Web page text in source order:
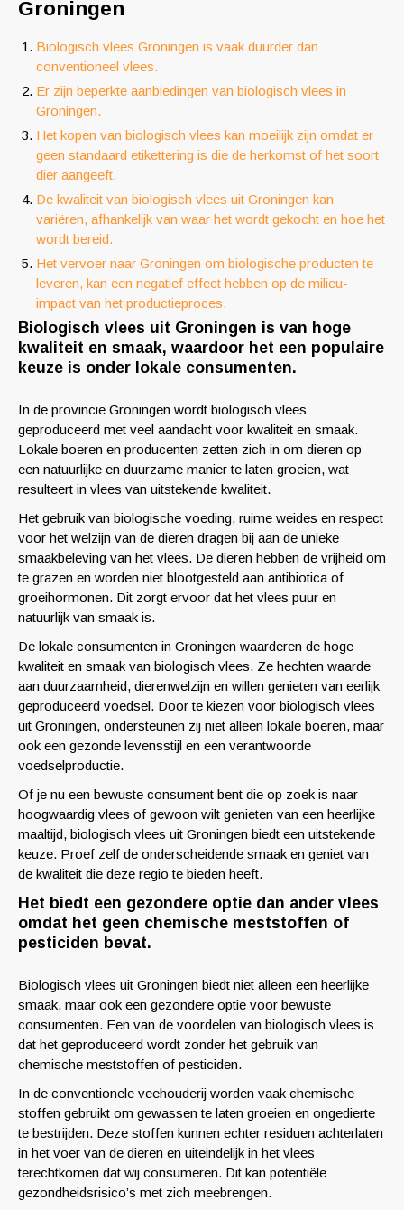
Groningen
Biologisch vlees Groningen is vaak duurder dan
conventioneel vlees.
Er zijn beperkte aanbiedingen van biologisch vlees in
Groningen.
Het kopen van biologisch vlees kan moeilijk zijn omdat er
geen standaard etikettering is die de herkomst of het soort
dier aangeeft.
De kwaliteit van biologisch vlees uit Groningen kan
variëren, afhankelijk van waar het wordt gekocht en hoe het
wordt bereid.
Het vervoer naar Groningen om biologische producten te
leveren, kan een negatief effect hebben op de milieu-
impact van het productieproces.
Biologisch vlees uit Groningen is van hoge
kwaliteit en smaak, waardoor het een populaire
keuze is onder lokale consumenten.
In de provincie Groningen wordt biologisch vlees
geproduceerd met veel aandacht voor kwaliteit en smaak.
Lokale boeren en producenten zetten zich in om dieren op
een natuurlijke en duurzame manier te laten groeien, wat
resulteert in vlees van uitstekende kwaliteit.
Het gebruik van biologische voeding, ruime weides en respect
voor het welzijn van de dieren dragen bij aan de unieke
smaakbeleving van het vlees. De dieren hebben de vrijheid om
te grazen en worden niet blootgesteld aan antibiotica of
groeihormonen. Dit zorgt ervoor dat het vlees puur en
natuurlijk van smaak is.
De lokale consumenten in Groningen waarderen de hoge
kwaliteit en smaak van biologisch vlees. Ze hechten waarde
aan duurzaamheid, dierenwelzijn en willen genieten van eerlijk
geproduceerd voedsel. Door te kiezen voor biologisch vlees
uit Groningen, ondersteunen zij niet alleen lokale boeren, maar
ook een gezonde levensstijl en een verantwoorde
voedselproductie.
Of je nu een bewuste consument bent die op zoek is naar
hoogwaardig vlees of gewoon wilt genieten van een heerlijke
maaltijd, biologisch vlees uit Groningen biedt een uitstekende
keuze. Proef zelf de onderscheidende smaak en geniet van
de kwaliteit die deze regio te bieden heeft.
Het biedt een gezondere optie dan ander vlees
omdat het geen chemische meststoffen of
pesticiden bevat.
Biologisch vlees uit Groningen biedt niet alleen een heerlijke
smaak, maar ook een gezondere optie voor bewuste
consumenten. Een van de voordelen van biologisch vlees is
dat het geproduceerd wordt zonder het gebruik van
chemische meststoffen of pesticiden.
In de conventionele veehouderij worden vaak chemische
stoffen gebruikt om gewassen te laten groeien en ongedierte
te bestrijden. Deze stoffen kunnen echter residuen achterlaten
in het voer van de dieren en uiteindelijk in het vlees
terechtkomen dat wij consumeren. Dit kan potentiële
gezondheidsrisico’s met zich meebrengen.